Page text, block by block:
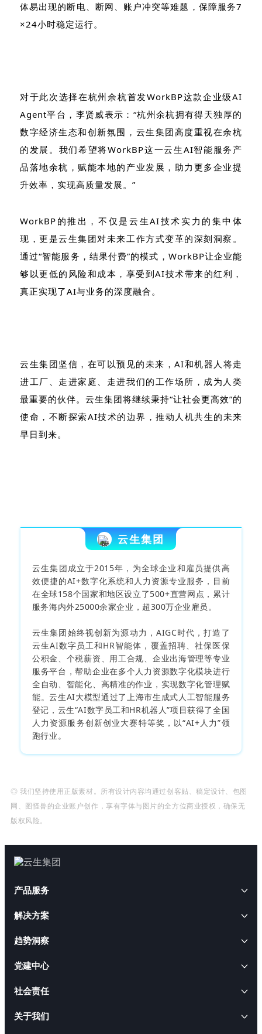
体易出现的断电、断网、账户冲突等难题，保障服务7
×24小时稳定运行。
对于此次选择在杭州余杭首发WorkBP这款企业级AI
Agent平台，李贤威表示：“杭州余杭拥有得天独厚的
数字经济生态和创新氛围，云生集团高度重视在余杭
的发展。我们希望将WorkBP这一云生AI智能服务产
品落地余杭，赋能本地的产业发展，助力更多企业提
升效率，实现高质量发展。”
WorkBP的推出，不仅是云生AI技术实力的集中体
现，更是云生集团对未来工作方式变革的深刻洞察。
通过“智能服务，结果付费”的模式，WorkBP让企业能
够以更低的风险和成本，享受到AI技术带来的红利，
真正实现了AI与业务的深度融合。
云生集团坚信，在可以预见的未来，AI和机器人将走
进工厂、走进家庭、走进我们的工作场所，成为人类
最重要的伙伴。云生集团将继续秉持“让社会更高效”的
使命，不断探索AI技术的边界，推动人机共生的未来
早日到来。
云生集团
云生集团成立于2015年，为全球企业和雇员提供高
效便捷的AI+数字化系统和人力资源专业服务，目前
在全球158个国家和地区设立了500+直营网点，累计
服务海内外25000余家企业，超300万企业雇员。
云生集团始终视创新为源动力，AIGC时代，打造了
云生AI数字员工和HR智能体，覆盖招聘、社保医保
公积金、个税薪资、用工合规、企业出海管理等专业
服务平台，帮助企业在多个人力资源数字化模块进行
全自动、智能化、高精准的作业，实现数字化管理赋
能。云生AI大模型通过了上海市生成式人工智能服务
登记，云生“AI数字员工和HR机器人”项目获得了全国
人力资源服务创新创业大赛特等奖，以“AI+人力”领
跑行业。
◎ 我们坚持使用正版素材。所有设计内容均通过创客贴、稿定设计、包图
网、图怪兽的企业账户创作，享有字体与图片的全方位商业授权，确保无
版权风险。
产品服务
AI+人事
AI+软件
解决方案
云生AI解决方案
云生智慧服务解决方案
趋势洞察
云生动态
CEO访谈
云生活动
党建中心
社会责任
ESG报告
关于我们